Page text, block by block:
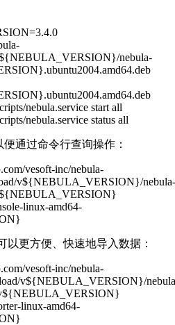
${NEBULA_VERSION}/nebula-
nebula.service start all
nebula.service status all
便通过命令行查询操作：
vesoft-inc/nebula-
v${NEBULA_VERSION}/nebula-
linux-amd64-
以更方便、快速地导入数据：
vesoft-inc/nebula-
v${NEBULA_VERSION}/
linux-amd64-